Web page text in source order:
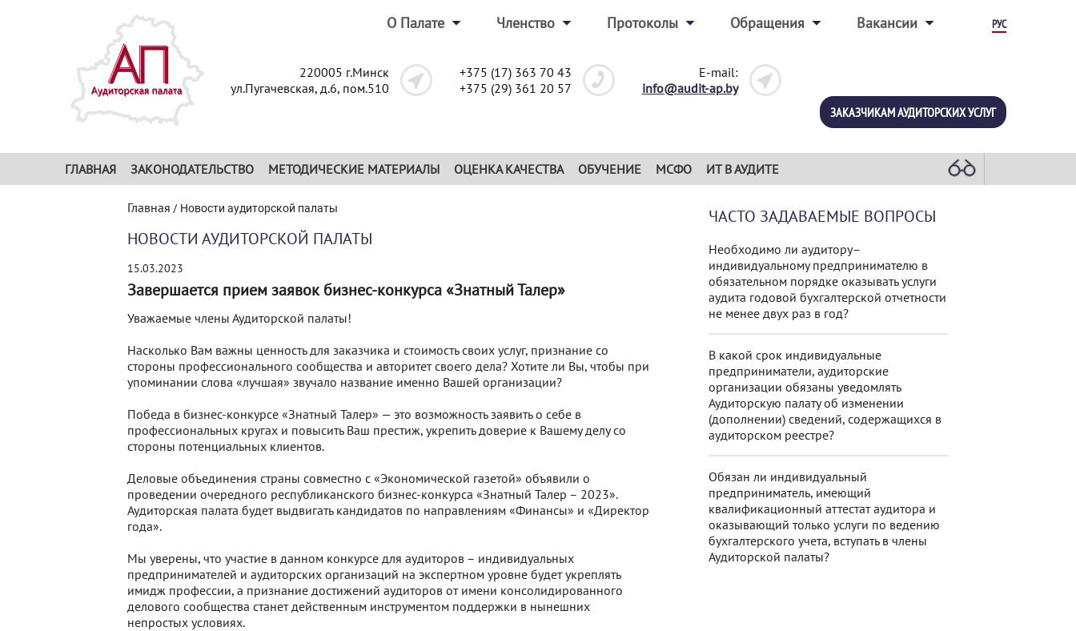
О Палате Членство Протоколы Обращения Вакансии РУС
220005 г.Минск
ул.Пугачевская, д.6, пом.510
+375 (17) 363 70 43
+375 (29) 361 20 57
E-mail:
info@audit-ap.by
ЗАКАЗЧИКАМ АУДИТОРСКИХ УСЛУГ
ГЛАВНАЯ ЗАКОНОДАТЕЛЬСТВО МЕТОДИЧЕСКИЕ МАТЕРИАЛЫ ОЦЕНКА КАЧЕСТВА ОБУЧЕНИЕ МСФО ИТ В АУДИТЕ
Главная / Новости аудиторской палаты
НОВОСТИ АУДИТОРСКОЙ ПАЛАТЫ
15.03.2023
Завершается прием заявок бизнес-конкурса «Знатный Талер»
Уважаемые члены Аудиторской палаты!
Насколько Вам важны ценность для заказчика и стоимость своих услуг, признание со
стороны профессионального сообщества и авторитет своего дела? Хотите ли Вы, чтобы при
упоминании слова «лучшая» звучало название именно Вашей организации?
Победа в бизнес-конкурсе «Знатный Талер» — это возможность заявить о себе в
профессиональных кругах и повысить Ваш престиж, укрепить доверие к Вашему делу со
стороны потенциальных клиентов.
Деловые объединения страны совместно с «Экономической газетой» объявили о
проведении очередного республиканского бизнес-конкурса «Знатный Талер – 2023».
Аудиторская палата будет выдвигать кандидатов по направлениям «Финансы» и «Директор
года».
Мы уверены, что участие в данном конкурсе для аудиторов – индивидуальных
предпринимателей и аудиторских организаций на экспертном уровне будет укреплять
имидж профессии, а признание достижений аудиторов от имени консолидированного
делового сообщества станет действенным инструментом поддержки в нынешних
непростых условиях.
ЧАСТО ЗАДАВАЕМЫЕ ВОПРОСЫ
Необходимо ли аудитору–
индивидуальному предпринимателю в
обязательном порядке оказывать услуги
аудита годовой бухгалтерской отчетности
не менее двух раз в год?
В какой срок индивидуальные
предприниматели, аудиторские
организации обязаны уведомлять
Аудиторскую палату об изменении
(дополнении) сведений, содержащихся в
аудиторском реестре?
Обязан ли индивидуальный
предприниматель, имеющий
квалификационный аттестат аудитора и
оказывающий только услуги по ведению
бухгалтерского учета, вступать в члены
Аудиторской палаты?